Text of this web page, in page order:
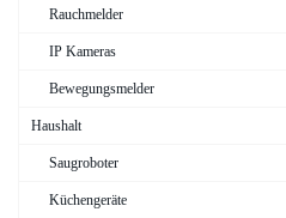
Rauchmelder
IP Kameras
Bewegungsmelder
Haushalt
Saugroboter
Küchengeräte